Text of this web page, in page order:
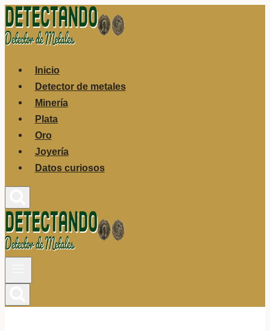
Saltar
al
contenido
Inicio
Detector de metales
Minería
Plata
Oro
Joyería
Datos curiosos